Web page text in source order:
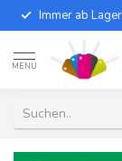
Immer ab
MENU